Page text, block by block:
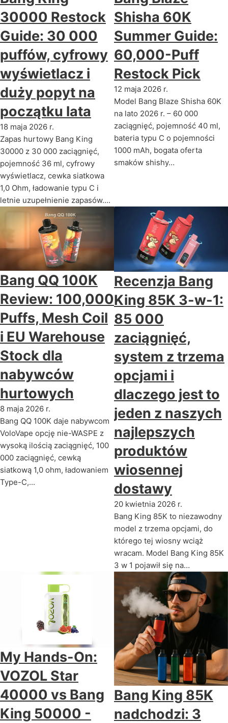
30000 Restock
Guide: 30 000
puffów, cyfrowy
wyświetlacz i
duży popyt na
początku lata
18 maja 2026 r.
Zapas hurtowy Bang King
30000 z 30 000 zaciągnięć,
pojemność 36 ml, cyfrowy
wyświetlacz, cewka siatkowa
1,0 Ohm, ładowanie typu C i
letnie uzupełnienie zapasów....
Shisha 60K
Summer Guide:
60,000-Puff
Restock Pick
12 maja 2026 r.
Model Bang Blaze Shisha 60K
na lato 2026 r. – 60 000
zaciągnięć, pojemność 40 ml,
bateria typu C o pojemności
1000 mAh, bogata oferta
smaków shishy…
Bang QQ 100K
Review: 100,000
Puffs, Mesh Coil
i EU Warehouse
Stock dla
nabywców
hurtowych
8 maja 2026 r.
Bang QQ 100K daje nabywcom
VoloVape opcję nie-WASPE z
wysoką ilością zaciągnięć, 100
000 zaciągnięć, cewką
siatkową 1,0 ohm, ładowaniem
Type-C,...
Recenzja Bang
King 85K 3-w-1:
85 000
zaciągnięć,
system z trzema
opcjami i
dlaczego jest to
jeden z naszych
najlepszych
produktów
wiosennej
dostawy
20 kwietnia 2026 r.
Bang King 85K to niezawodny
model z trzema opcjami, do
którego tej wiosny wciąż
wracam. Model Bang King 85K
3 w 1 pojawił się na…
My Hands-On:
VOZOL Star
40000 vs Bang
King 50000 -
Bang King 85K
nadchodzi: 3